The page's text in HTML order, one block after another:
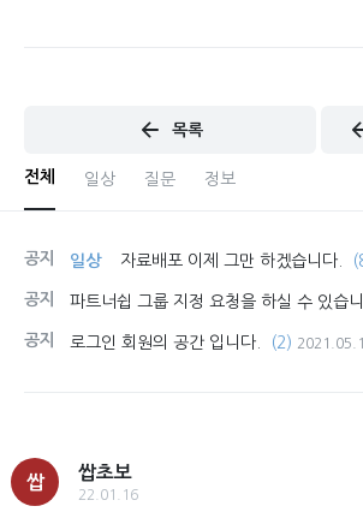
목록
전체 일상 질문 정보
공지 일상 자료배포 이제 그만 하겠습니다.
공지 파트너쉽 그룹 지정 요청을 하실 수 있습니
공지 로그인 회원의 공간 입니다. (2)
쌉
쌉초보
22.01.16